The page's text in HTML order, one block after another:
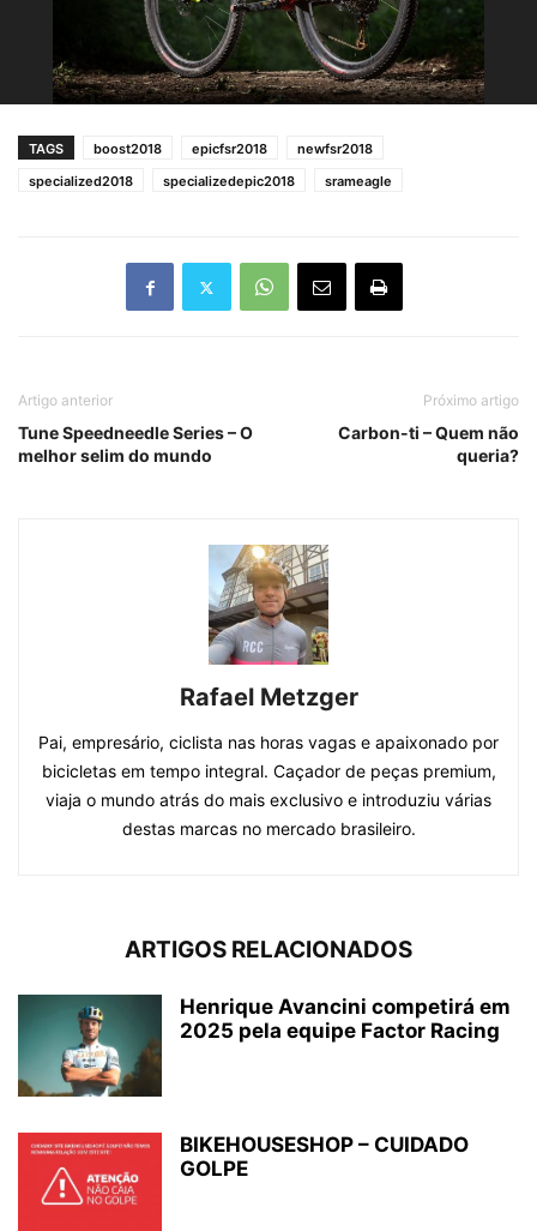
TAGS boost2018 epicfsr2018
newfsr2018
specialized2018
specializedepic2018 srameagle
Artigo anterior
Tune Speedneedle Series – O
melhor selim do mundo
Próximo artigo
Carbon-ti – Quem não
queria?
Rafael Metzger
Pai, empresário, ciclista nas horas vagas e apaixonado por
bicicletas em tempo integral. Caçador de peças premium,
viaja o mundo atrás do mais exclusivo e introduziu várias
destas marcas no mercado brasileiro.
ARTIGOS RELACIONADOS
Henrique Avancini competirá em
2025 pela equipe Factor Racing
BIKEHOUSESHOP – CUIDADO
GOLPE